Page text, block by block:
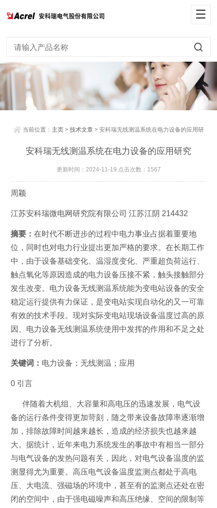
当前位置： 主页 >技术文章 > 安科瑞无线测温系统在电力设备的应用研
安科瑞无线测温系统在电力设备的应用研究
更新时间：2024-11-19 点击次数：1567
周颖
江苏安科瑞微电网研究院有限公司 江苏江阴 214432
摘要：在时代不断进步的过程中电力事业占据着重要地
位，同时也对电力行业提出更加严格的要求。在长期工作
中，由于设备基础变化、温湿度变化、严重超负荷运行、
触点氧化等原因造成的电力设备压接不紧，触头接触部分
发生改变。电力设备无线测温系统能为变电站设备的安全
稳定运行提供有力保证，是变电站实现自动化的又一可靠
有效的技术手段。现对实际变电站现场设备温度过高的原
因、电力设备无线测温系统使用中发挥的作用和不足之处
进行了分析。
关键词： 电力设备；无线测温；应用
0 引言
伴随着大机组、大容量和高电压的迅速发展，电气设
备的运行条件变得更加苛刻，随之带来设备故障率逐渐增
加，排除故障时间越来越长，造成的经济损失也越来越
大。据统计，近年来电力系统发生的事故中有相当一部分
与电气设备的发热问题有关，因此，对电气设备温度的监
测显得尤为重要。高压电气设备温度监测点都处于高电
压、大电流、强磁场的环境中，甚至有的监测点还处在密
闭的空间中，由于强电磁噪声和高压绝缘、空间的限制等